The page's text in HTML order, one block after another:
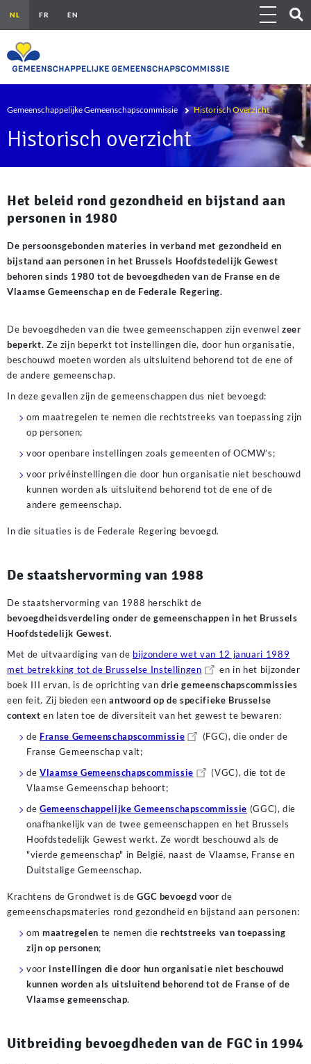
Outils
Toggle
Kruimelpad
Gemeenschappelijke Gemeenschapscommissie Historisch Overzicht
Historisch overzicht
Het beleid rond gezondheid en bijstand aan
personen in 1980
De persoonsgebonden materies in verband met gezondheid en
bijstand aan personen in het Brussels Hoofdstedelijk Gewest
behoren sinds 1980 tot de bevoegdheden van de Franse en de
Vlaamse Gemeenschap en de Federale Regering.
De bevoegdheden van die twee gemeenschappen zijn evenwelzeer
beperkt. Ze zijn beperkt tot instellingen die, door hun organisatie,
beschouwd moeten worden als uitsluitend behorend tot de ene of
de andere gemeenschap.
In deze gevallen zijn de gemeenschappen dus niet bevoegd:
om maatregelen te nemen die rechtstreeks van toepassing zijn
op personen;
voor openbare instellingen zoals gemeenten of OCMW’s;
voor privéinstellingen die door hun organisatie niet beschouwd
kunnen worden als uitsluitend behorend tot de ene of de
andere gemeenschap.
In die situaties is de Federale Regering bevoegd.
De staatshervorming van 1988
De staatshervorming van 1988 herschikt de
bevoegdheidsverdeling onder de gemeenschappen in het Brussels
Hoofdstedelijk Gewest.
Met de uitvaardiging van de bijzondere wet van 12 januari 1989
met betrekking tot de Brusselse Instellingen
en in het bijzonder
boek III ervan, is de oprichting vandrie gemeenschapscommissies
een feit. Zij bieden eenantwoord op de specifieke Brusselse
context en laten toe de diversiteit van het gewest te bewaren:
de Franse Gemeenschapscommissie
(FGC), die onder de
Franse Gemeenschap valt;
de Vlaamse Gemeenschapscommissie
(VGC), die tot de
Vlaamse Gemeenschap behoort;
de Gemeenschappelijke Gemeenschapscommissie (GGC), die
onafhankelijk van de twee gemeenschappen en het Brussels
Hoofdstedelijk Gewest werkt. Ze wordt beschouwd als de
"vierde gemeenschap" in België, naast de Vlaamse, Franse en
Duitstalige Gemeenschap.
Krachtens de Grondwet is deGGC bevoegd voor de
gemeenschapsmateries rond gezondheid en bijstand aan personen:
om maatregelen te nemen dierechtstreeks van toepassing
zijn op personen;
voorinstellingen die door hun organisatie niet beschouwd
kunnen worden als uitsluitend behorend tot de Franse of de
Vlaamse gemeenschap.
Uitbreiding bevoegdheden van de FGC in 1994